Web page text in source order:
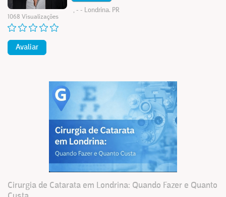
1068 Visualizações
Avaliar
, - - Londrina. PR
Cirurgia de Catarata em Londrina: Quando Fazer e Quanto